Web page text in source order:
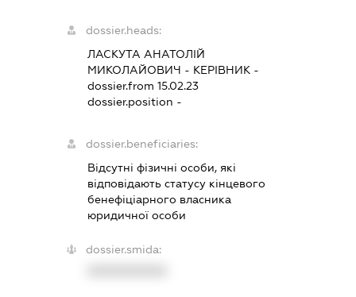
dossier.heads:
ЛАСКУТА АНАТОЛІЙ
МИКОЛАЙОВИЧ - КЕРІВНИК -
dossier.from 15.02.23
dossier.position -
dossier.beneficiaries:
Відсутні фізичні особи, які
відповідають статусу кінцевого
бенефіціарного власника
юридичної особи
dossier.smida: